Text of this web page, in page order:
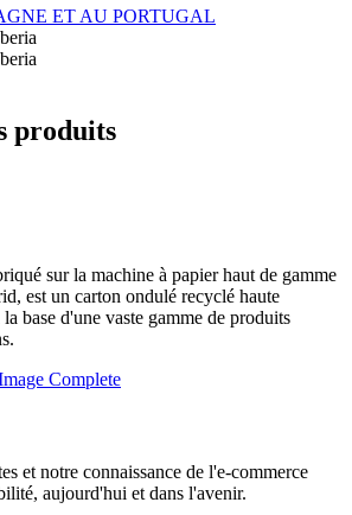
ET AU PORTUGAL
produits
sur la machine à papier haut de gamme
est un carton ondulé recyclé haute
base d'une vaste gamme de produits
et notre connaissance de l'e-commerce
aujourd'hui et dans l'avenir.